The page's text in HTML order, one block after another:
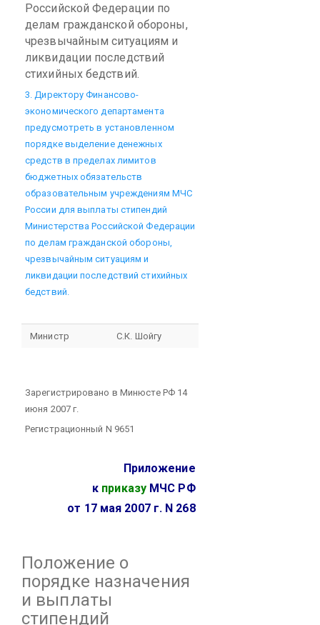
Российской Федерации по
делам гражданской обороны,
чрезвычайным ситуациям и
ликвидации последствий
стихийных бедствий.
3. Директору Финансово-
экономического департамента
предусмотреть в установленном
порядке выделение денежных
средств в пределах лимитов
бюджетных обязательств
образовательным учреждениям МЧС
России для выплаты стипендий
Министерства Российской Федерации
по делам гражданской обороны,
чрезвычайным ситуациям и
ликвидации последствий стихийных
бедствий.
Министр С.К. Шойгу
Зарегистрировано в Минюсте РФ 14
июня 2007 г.
Регистрационный N 9651
Приложение
к приказуМЧС РФ
от 17 мая 2007 г. N 268
Положение о
порядке назначения
и выплаты
стипендий